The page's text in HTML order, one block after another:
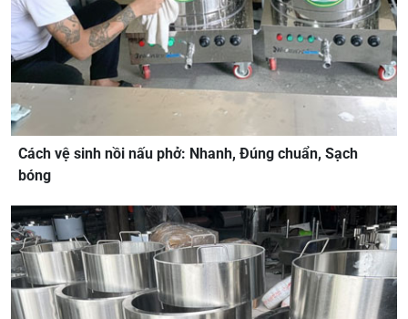
Cách vệ sinh nồi nấu phở: Nhanh, Đúng chuẩn, Sạch
bóng